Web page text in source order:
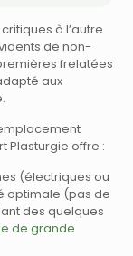
à l’autre
de non-
frelatées
aux
Plasturgie offre :
(électriques ou
optimale (pas de
des quelques
de grande